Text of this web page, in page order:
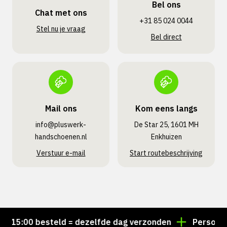
Chat met ons
Stel nu je vraag
Bel ons
+31 85 024 0044
Bel direct
Mail ons
info@pluswerk­
handschoenen.nl
Verstuur e-mail
Kom eens langs
De Star 25, 1601 MH
Enkhuizen
Start routebeschrijving
besteld = dezelfde dag verzonden Persoonlijk